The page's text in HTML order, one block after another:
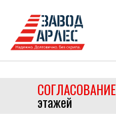
СОГЛАСОВАНИЕ
этажей